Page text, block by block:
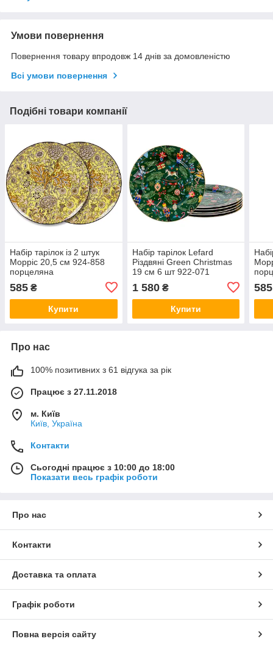
Умови повернення
Повернення товару впродовж 14 днів за домовленістю
Всі умови повернення
Подібні товари компанії
Набір тарілок із 2 штук
Морріс 20,5 см 924-858
порцеляна
585 ₴
Купити
Набір тарілок Lefard
Різдвяні Green Christmas
19 см 6 шт 922-071
1 580₴
Купити
585
Про нас
100% позитивних з 61 відгука за рік
Працює з 27.11.2018
м. Київ
Київ, Україна
Контакти
Сьогодні працює з 10:00 до 18:00
Показати весь графік роботи
Про нас
Контакти
Доставка та оплата
Графік роботи
Повна версія сайту